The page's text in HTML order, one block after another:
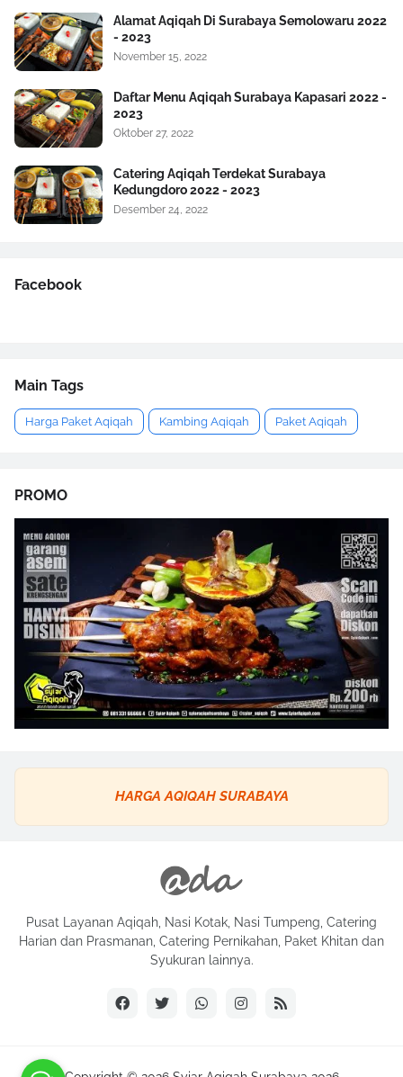
Alamat Aqiqah Di Surabaya Semolowaru 2022
- 2023
November 15, 2022
Daftar Menu Aqiqah Surabaya Kapasari 2022 -
2023
Oktober 27, 2022
Catering Aqiqah Terdekat Surabaya
Kedungdoro 2022 - 2023
Desember 24, 2022
Facebook
Main Tags
Harga Paket Aqiqah Kambing Aqiqah Paket Aqiqah
PROMO
HARGA AQIQAH SURABAYA
Pusat Layanan Aqiqah, Nasi Kotak, Nasi Tumpeng, Catering
Harian dan Prasmanan, Catering Pernikahan, Paket Khitan dan
Syukuran lainnya.